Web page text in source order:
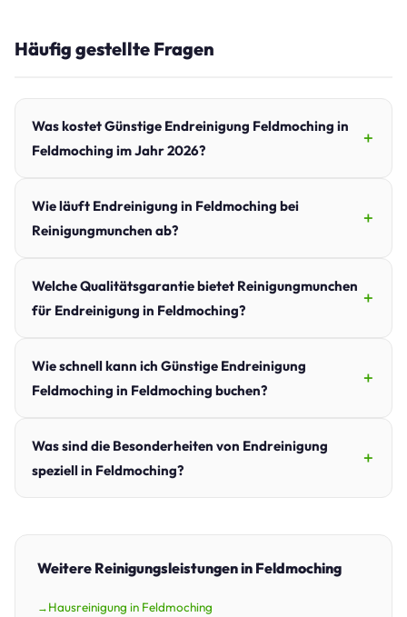
Häufig gestellte Fragen
Was kostet Günstige Endreinigung Feldmoching in
Feldmoching im Jahr 2026?
Wie läuft Endreinigung in Feldmoching bei
Reinigungmunchen ab?
Welche Qualitätsgarantie bietet Reinigungmunchen
für Endreinigung in Feldmoching?
Wie schnell kann ich Günstige Endreinigung
Feldmoching in Feldmoching buchen?
Was sind die Besonderheiten von Endreinigung
speziell in Feldmoching?
Weitere Reinigungsleistungen in Feldmoching
Hausreinigung in Feldmoching